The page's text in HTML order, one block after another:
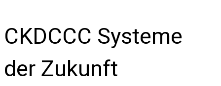
CKDCCC Systeme
der Zukunft